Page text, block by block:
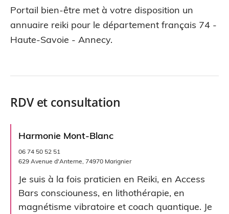
Portail bien-être met à votre disposition un
annuaire reiki pour le département français 74 -
Haute-Savoie - Annecy.
RDV et consultation
Harmonie Mont-Blanc
06 74 50 52 51
629 Avenue d'Anterne, 74970 Marignier
Je suis à la fois praticien en Reiki, en Access
Bars consciouness, en lithothérapie, en
magnétisme vibratoire et coach quantique. Je